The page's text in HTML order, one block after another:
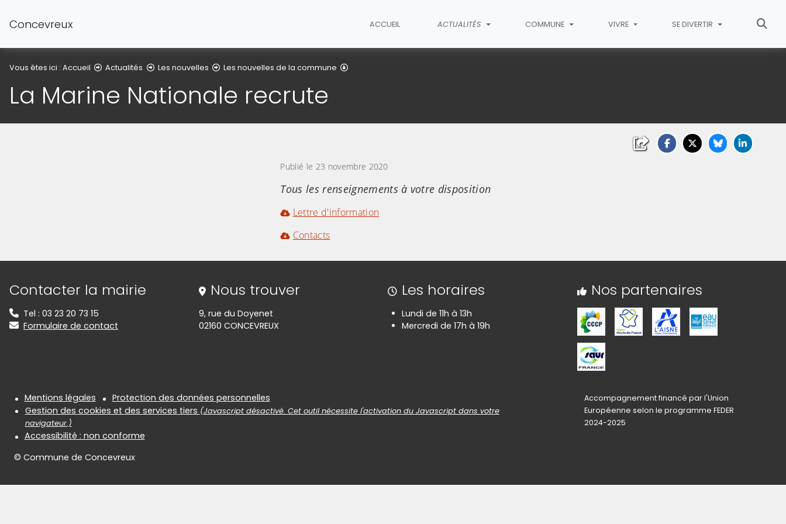
Concevreux ACCUEIL ACTUALITÉS COMMUNE VIVRE SE DIVERTIR
Vous êtes ici : Accueil Actualités Les nouvelles Les nouvelles de la commune
La Marine Nationale recrute
Publié le 23 novembre 2020
Tous les renseignements à votre disposition
Lettre d'information
Contacts​​​​​​​
Informations de contact
Contacter la mairie
Tel : 03 23 20 73 15
Formulaire de contact
Nous trouver
9, rue du Doyenet
02160 CONCEVREUX
Les horaires
Lundi de 11h à 13h
Mercredi de 17h à 19h
Nos partenaires
Informations réglementaires
Mentions légales
Protection des données personnelles
Gestion des cookies et des services tiers (Javascript désactivé. Cet outil nécessite l'activation du Javascript dans votre
navigateur.)
Accessibilité : non conforme
© Commune de Concevreux
Accompagnement financé par l'Union
Européenne selon le programme FEDER
2024-2025